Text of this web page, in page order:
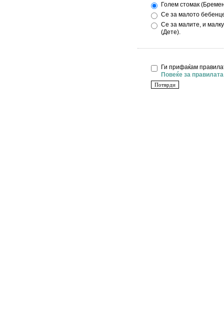
Голем стомак
Се за малото
Се за малите, и
(Дете).
Ги прифаќам
Повеќе за